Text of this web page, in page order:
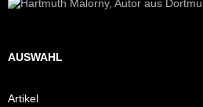
AUSWAHL
Artikel